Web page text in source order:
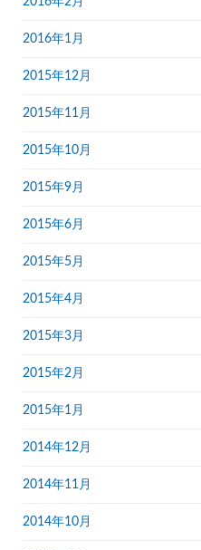
2016年1月
2015年12月
2015年11月
2015年10月
2015年9月
2015年6月
2015年5月
2015年4月
2015年3月
2015年2月
2015年1月
2014年12月
2014年11月
2014年10月